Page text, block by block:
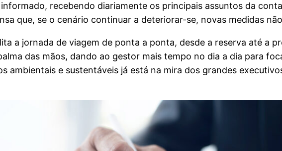
recebendo diariamente os principais assuntos da
que, se o cenário continuar a deteriorar-se, novas medidas
a jornada de viagem de ponta a ponta, desde a reserva até a
das mãos, dando ao gestor mais tempo no dia a dia para
ambientais e sustentáveis já está na mira dos grandes